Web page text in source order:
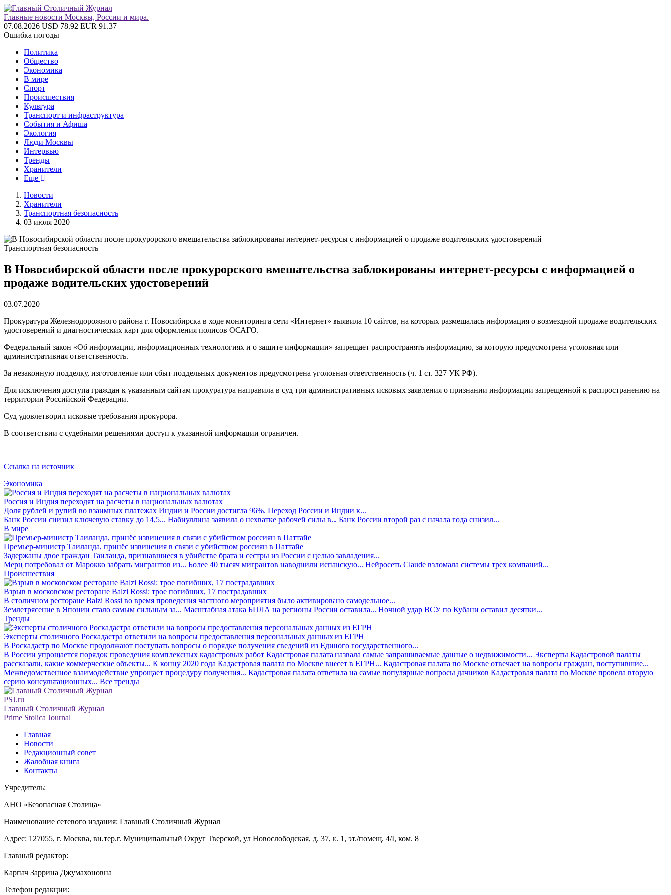
Главные новости Москвы, России и мира.
07.08.2026 USD 78.92 EUR 91.37
Ошибка погоды
Политика
Общество
Экономика
В мире
Спорт
Происшествия
Культура
Транспорт и инфраструктура
События и Афиша
Экология
Люди Москвы
Интервью
Тренды
Хранители
Еще
Новости
Хранители
Транспортная безопасность
03 июля 2020
Транспортная безопасность
В Новосибирской области после прокурорского вмешательства заблокированы интернет-ресурсы с информацией о
продаже водительских удостоверений
03.07.2020
Прокуратура Железнодорожного района г. Новосибирска в ходе мониторинга сети «Интернет» выявила 10 сайтов, на которых размещалась информация о возмездной продаже водительских
удостоверений и диагностических карт для оформления полисов ОСАГО.
Федеральный закон «Об информации, информационных технологиях и о защите информации» запрещает распространять информацию, за которую предусмотрена уголовная или
административная ответственность.
За незаконную подделку, изготовление или сбыт поддельных документов предусмотрена уголовная ответственность (ч. 1 ст. 327 УК РФ).
Для исключения доступа граждан к указанным сайтам прокуратура направила в суд три административных исковых заявления о признании информации запрещенной к распространению на
территории Российской Федерации.
Суд удовлетворил исковые требования прокурора.
В соответствии с судебными решениями доступ к указанной информации ограничен.
Ссылка на источник
Экономика
Россия и Индия переходят на расчеты в национальных валютах
Доля рублей и рупий во взаимных платежах Индии и России достигла 96%. Переход России и Индии к...
Банк России снизил ключевую ставку до 14,5... Набиуллина заявила о нехватке рабочей силы в... Банк России второй раз с начала года снизил...
В мире
Премьер-министр Таиланда, принёс извинения в связи с убийством россиян в Паттайе
Задержаны двое граждан Таиланда, признавшиеся в убийстве брата и сестры из России с целью завладения...
Мерц потребовал от Марокко забрать мигрантов из... Более 40 тысяч мигрантов наводнили испанскую... Нейросеть Claude взломала системы трех компаний...
Происшествия
Взрыв в московском ресторане Balzi Rossi: трое погибших, 17 пострадавших
В столичном ресторане Balzi Rossi во время проведения частного мероприятия было активировано самодельное...
Землетрясение в Японии стало самым сильным за... Масштабная атака БПЛА на регионы России оставила... Ночной удар ВСУ по Кубани оставил десятки...
Тренды
Эксперты столичного Роскадастра ответили на вопросы предоставления персональных данных из ЕГРН
В Роскадастр по Москве продолжают поступать вопросы о порядке получения сведений из Единого государственного...
В России упрощается порядок проведения комплексных кадастровых работ Кадастровая палата назвала самые запрашиваемые данные о недвижимости... Эксперты Кадастровой палаты
рассказали, какие коммерческие объекты... К концу 2020 года Кадастровая палата по Москве внесет в ЕГРН... Кадастровая палата по Москве отвечает на вопросы граждан, поступившие...
Межведомственное взаимодействие упрощает процедуру получения... Кадастровая палата ответила на самые популярные вопросы дачников Кадастровая палата по Москве провела вторую
серию консультационных... Все тренды
PSJ.ru
Главный Столичный Журнал
Prime Stolica Journal
Главная
Новости
Редакционный совет
Жалобная книга
Контакты
Учредитель:
АНО «Безопасная Столица»
Наименование сетевого издания: Главный Столичный Журнал
Адрес: 127055, г. Москва, вн.тер.г. Муниципальный Округ Тверской, ул Новослободская, д. 37, к. 1, эт./помещ. 4/I, ком. 8
Главный редактор:
Карпач Заррина Джумахоновна
Телефон редакции: